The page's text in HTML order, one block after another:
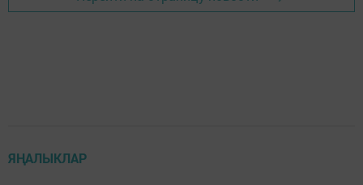
ЯҢАЛЫКЛАР